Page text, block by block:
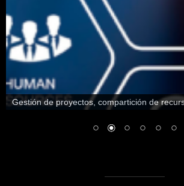
Gestión de proyectos, compartición de